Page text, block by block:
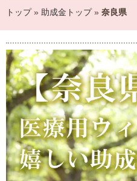
トップ » 助成金トップ » 奈良県